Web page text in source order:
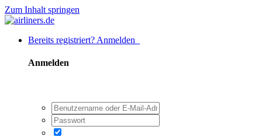
Zum Inhalt springen
Bereits registriert? Anmelden
Anmelden